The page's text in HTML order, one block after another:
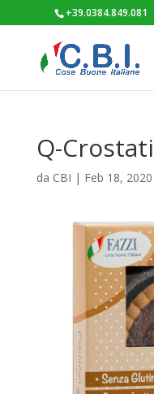
+39.0384.849.081
Q-
da CBI | Feb 18, 2020